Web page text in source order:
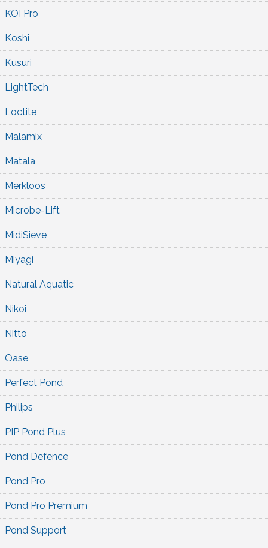
KOI Pro
Koshi
Kusuri
LightTech
Loctite
Malamix
Matala
Merkloos
Microbe-Lift
MidiSieve
Miyagi
Natural Aquatic
Nikoi
Nitto
Oase
Perfect Pond
Philips
PIP Pond Plus
Pond Defence
Pond Pro
Pond Pro Premium
Pond Support